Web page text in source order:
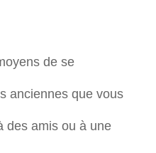
de se
anciennes que vous
des amis ou à une